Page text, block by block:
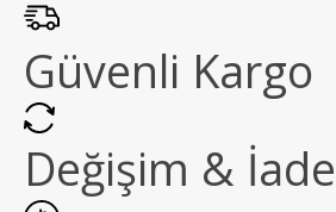
Güvenli Kargo
Değişim & İade